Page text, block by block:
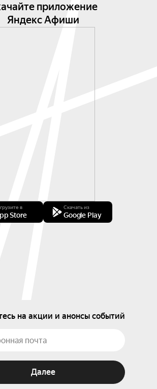
приложение
Яндекс Афиши
в
Store
Скачать из
Google Play
на акции и анонсы событий
Далее